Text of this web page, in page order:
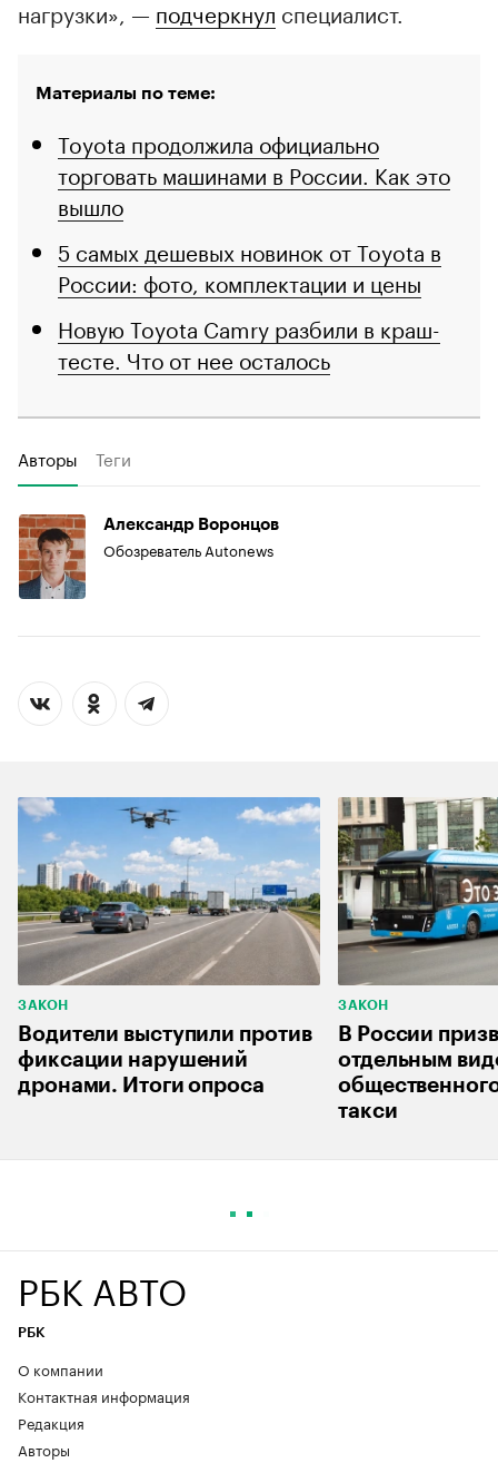
нагрузки», — подчеркнул специалист.
Материалы по теме:
Toyota продолжила официально
торговать машинами в России. Как это
вышло
5 самых дешевых новинок от Toyota в
России: фото, комплектации и цены
Новую Toyota Camry разбили в краш-
тесте. Что от нее осталось
Авторы Теги
Александр Воронцов
Обозреватель Autonews
ЗАКОН
Водители выступили против
фиксации нарушений
дронами. Итоги опроса
ЗАКОН
В России
отдельным
такси
РБК АВТО
РБК
О компании
Контактная информация
Редакция
Авторы